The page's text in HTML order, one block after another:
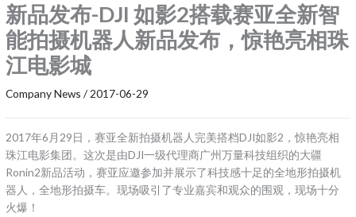
新品发布-DJI 如影2搭载赛亚全新智
能拍摄机器人新品发布，惊艳亮相珠
江电影城
Company News / 2017-06-29
2017年6月29日，赛亚全新拍摄机器人完美搭档DJI如影2，惊艳亮相
珠江电影集团。这次是由DJI一级代理商广州万量科技组织的大疆
Ronin2新品活动，赛亚应邀参加并展示了科技感十足的全地形拍摄机
器人，全地形拍摄车。现场吸引了专业嘉宾和观众的围观，现场十分
火爆！